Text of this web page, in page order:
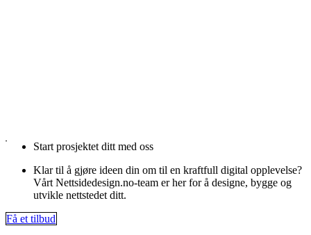
Start prosjektet ditt med oss
Klar til å gjøre ideen din om til en kraftfull digital opplevelse?
Vårt Nettsidedesign.no-team er her for å designe, bygge og
utvikle nettstedet ditt.
Få et tilbud